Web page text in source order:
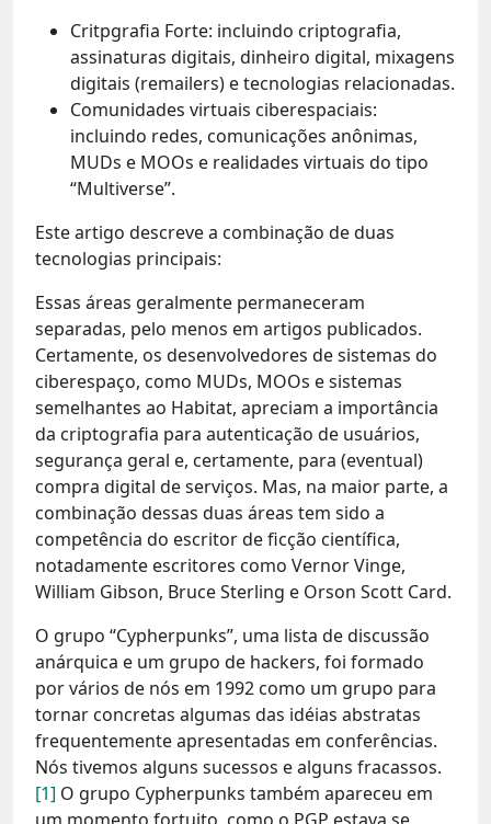
Critpgrafia Forte: incluindo criptografia,
assinaturas digitais, dinheiro digital, mixagens
digitais (remailers) e tecnologias relacionadas.
Comunidades virtuais ciberespaciais:
incluindo redes, comunicações anônimas,
MUDs e MOOs e realidades virtuais do tipo
“Multiverse”.
Este artigo descreve a combinação de duas
tecnologias principais:
Essas áreas geralmente permaneceram
separadas, pelo menos em artigos publicados.
Certamente, os desenvolvedores de sistemas do
ciberespaço, como MUDs, MOOs e sistemas
semelhantes ao Habitat, apreciam a importância
da criptografia para autenticação de usuários,
segurança geral e, certamente, para (eventual)
compra digital de serviços. Mas, na maior parte, a
combinação dessas duas áreas tem sido a
competência do escritor de ficção científica,
notadamente escritores como Vernor Vinge,
William Gibson, Bruce Sterling e Orson Scott Card.
O grupo “Cypherpunks”, uma lista de discussão
anárquica e um grupo de hackers, foi formado
por vários de nós em 1992 como um grupo para
tornar concretas algumas das idéias abstratas
frequentemente apresentadas em conferências.
Nós tivemos alguns sucessos e alguns fracassos.
[1] O grupo Cypherpunks também apareceu em